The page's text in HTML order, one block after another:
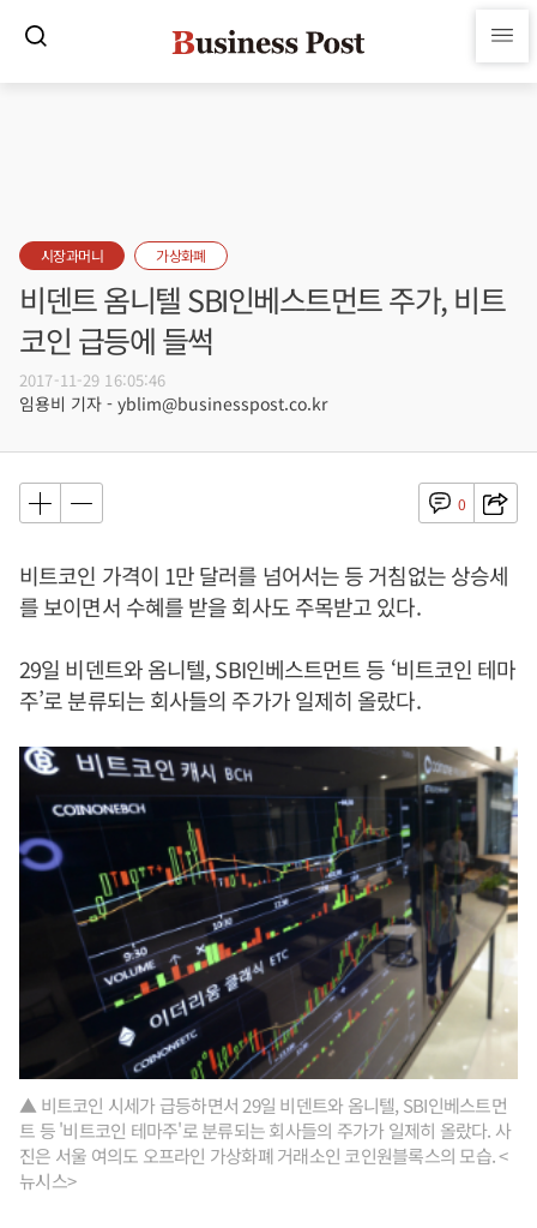
시장과머니 가상화폐
비덴트 옴니텔 SBI인베스트먼트 주가, 비트
코인 급등에 들썩
2017-11-29 16:05:46
임용비 기자 - yblim@businesspost.co.kr
0
비트코인 가격이 1만 달러를 넘어서는 등 거침없는 상승세
를 보이면서 수혜를 받을 회사도 주목받고 있다.
29일 비덴트와 옴니텔, SBI인베스트먼트 등 ‘비트코인 테마
주’로 분류되는 회사들의 주가가 일제히 올랐다.
▲ 비트코인 시세가 급등하면서 29일 비덴트와 옴니텔, SBI인베스트먼
트 등 '비트코인 테마주'로 분류되는 회사들의 주가가 일제히 올랐다. 사
진은 서울 여의도 오프라인 가상화폐 거래소인 코인원블록스의 모습. <
뉴시스>